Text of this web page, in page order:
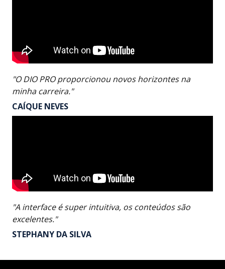
"O DIO PRO proporcionou novos horizontes na
minha carreira."
CAÍQUE NEVES
"A interface é super intuitiva, os conteúdos são
excelentes."
STEPHANY DA SILVA